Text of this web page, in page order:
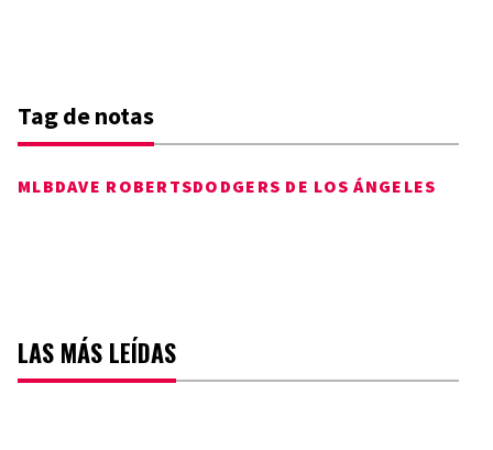
Tag de notas
MLBDAVE ROBERTSDODGERS DE LOS ÁNGELES
LAS MÁS LEÍDAS